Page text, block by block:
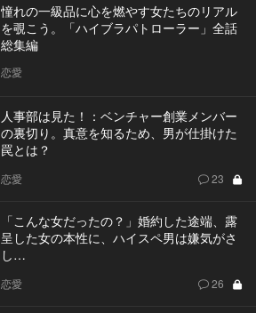
憧れの一級品に心を燃やす女たちのリアル
を覗こう。「ハイブラパトローラー」全話
総集編
恋愛
人事部は見た！：ベンチャー創業メンバー
の裏切り。真意を知るため、男が仕掛けた
罠とは？
恋愛 23
「こんな女だったの？」婚約した途端、露
呈した女の本性に、ハイスペ男は嫌気がさ
し…
恋愛 26